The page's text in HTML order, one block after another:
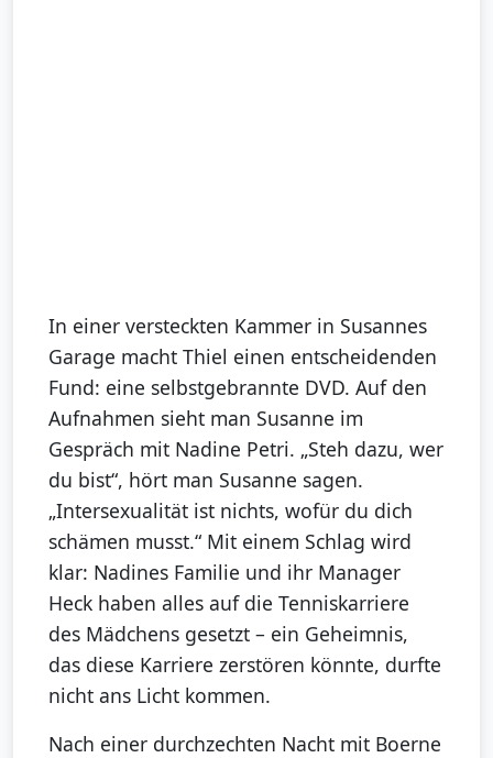
In einer versteckten Kammer in Susannes
Garage macht Thiel einen entscheidenden
Fund: eine selbstgebrannte DVD. Auf den
Aufnahmen sieht man Susanne im
Gespräch mit Nadine Petri. „Steh dazu, wer
du bist“, hört man Susanne sagen.
„Intersexualität ist nichts, wofür du dich
schämen musst.“ Mit einem Schlag wird
klar: Nadines Familie und ihr Manager
Heck haben alles auf die Tenniskarriere
des Mädchens gesetzt – ein Geheimnis,
das diese Karriere zerstören könnte, durfte
nicht ans Licht kommen.
Nach einer durchzechten Nacht mit Boerne